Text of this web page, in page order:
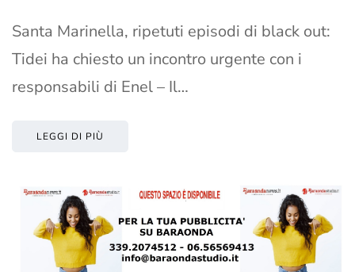
Santa Marinella, ripetuti episodi di black out:
Tidei ha chiesto un incontro urgente con i
responsabili di Enel – Il…
LEGGI DI PIÙ